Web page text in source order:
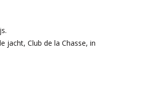
jacht, Club de la Chasse, in